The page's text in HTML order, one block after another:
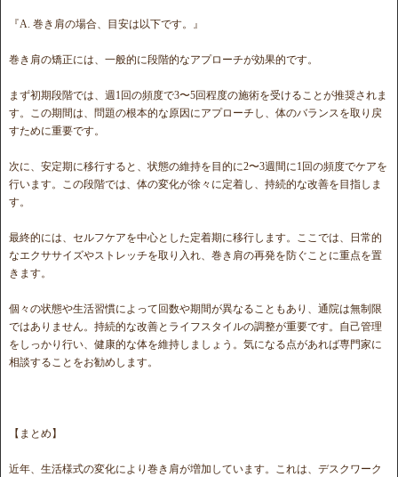
『A. 巻き肩の場合、目安は以下です。』
巻き肩の矯正には、一般的に段階的なアプローチが効果的です。
まず初期段階では、週1回の頻度で3〜5回程度の施術を受けることが推奨されま
す。この期間は、問題の根本的な原因にアプローチし、体のバランスを取り戻
すために重要です。
次に、安定期に移行すると、状態の維持を目的に2〜3週間に1回の頻度でケアを
行います。この段階では、体の変化が徐々に定着し、持続的な改善を目指しま
す。
最終的には、セルフケアを中心とした定着期に移行します。ここでは、日常的
なエクササイズやストレッチを取り入れ、巻き肩の再発を防ぐことに重点を置
きます。
個々の状態や生活習慣によって回数や期間が異なることもあり、通院は無制限
ではありません。持続的な改善とライフスタイルの調整が重要です。自己管理
をしっかり行い、健康的な体を維持しましょう。気になる点があれば専門家に
相談することをお勧めします。
【まとめ】
近年、生活様式の変化により巻き肩が増加しています。これは、デスクワーク